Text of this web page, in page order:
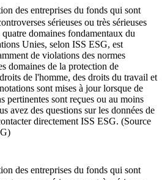
des entreprises du fonds qui sont
sérieuses ou très sérieuses
domaines fondamentaux du
Unies, selon ISS ESG, est
de violations des normes
domaines de la protection de
de l'homme, des droits du travail et
sont mises à jour lorsque de
pertinentes sont reçues ou au moins
avez des questions sur les données de
directement ISS ESG. (Source
des entreprises du fonds qui sont